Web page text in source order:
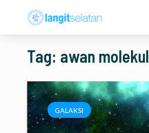
Tag: awan
GALAKSI